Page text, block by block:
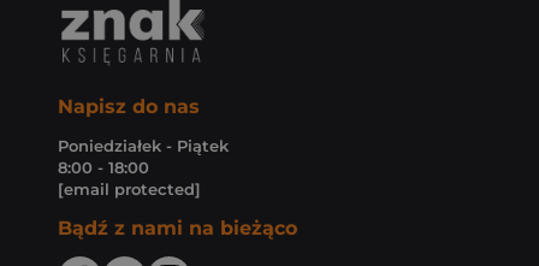
Napisz do nas
Poniedziałek - Piątek
8:00 - 18:00
[email protected]
Bądź z nami na bieżąco